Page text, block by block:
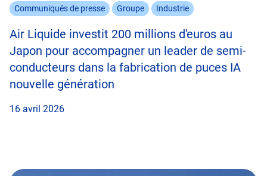
Communiqués de presse Groupe Industrie
Air Liquide investit 200 millions d'euros au
Japon pour accompagner un leader de semi-
conducteurs dans la fabrication de puces IA
nouvelle génération
16 avril 2026